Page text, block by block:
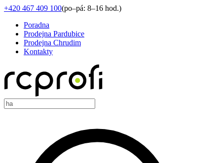
+420 467 409 100(po–pá: 8–16 hod.)
Poradna
Prodejna Pardubice
Prodejna Chrudim
Kontakty